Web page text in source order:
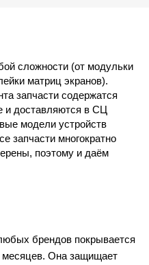
сложности (от модульки
матриц экранов).
запчасти содержатся
и доставляются в СЦ
модели устройств
запчасти многократно
поэтому и даём
брендов покрывается
месяцев. Она защищает